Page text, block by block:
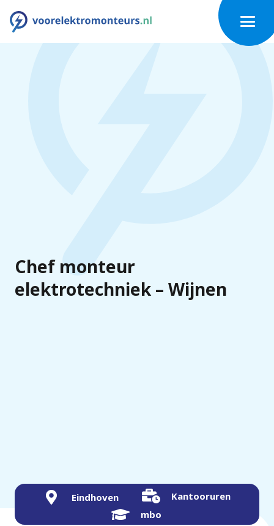
Chef monteur​
elektrotechniek – Wijnen
Eindhoven
Kantooruren
mbo